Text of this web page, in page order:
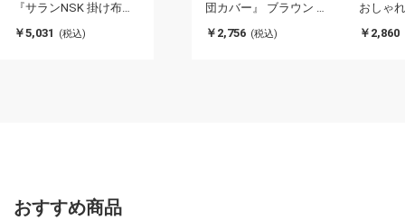
『サランNSK 掛け布団
約190×210cm サラン(代
￥5,031 (税込)
団カバー』 ブラウン ダ
リ(代引不可)
￥2,756 (税込)
おしゃ
ンテリ
￥2,860
おすすめ商品